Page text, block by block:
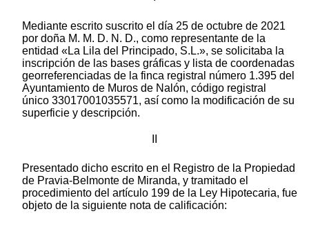
Mediante escrito suscrito el día 25 de octubre de 2021
por doña M. M. D. N. D., como representante de la
entidad «La Lila del Principado, S.L.», se solicitaba la
inscripción de las bases gráficas y lista de coordenadas
georreferenciadas de la finca registral número 1.395 del
Ayuntamiento de Muros de Nalón, código registral
único 33017001035571, así como la modificación de su
superficie y descripción.
Presentado dicho escrito en el Registro de la Propiedad
de Pravia-Belmonte de Miranda, y tramitado el
procedimiento del artículo 199 de la Ley Hipotecaria, fue
objeto de la siguiente nota de calificación: